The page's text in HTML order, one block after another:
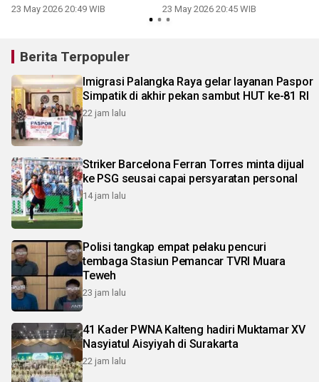
23 May 2026 20:49 WIB 23 May 2026 20:45 WIB
Berita Terpopuler
Imigrasi Palangka Raya gelar layanan Paspor
Simpatik di akhir pekan sambut HUT ke-81 RI
22 jam lalu
Striker Barcelona Ferran Torres minta dijual
ke PSG seusai capai persyaratan personal
14 jam lalu
Polisi tangkap empat pelaku pencuri
tembaga Stasiun Pemancar TVRI Muara
Teweh
23 jam lalu
41 Kader PWNA Kalteng hadiri Muktamar XV
Nasyiatul Aisyiyah di Surakarta
22 jam lalu